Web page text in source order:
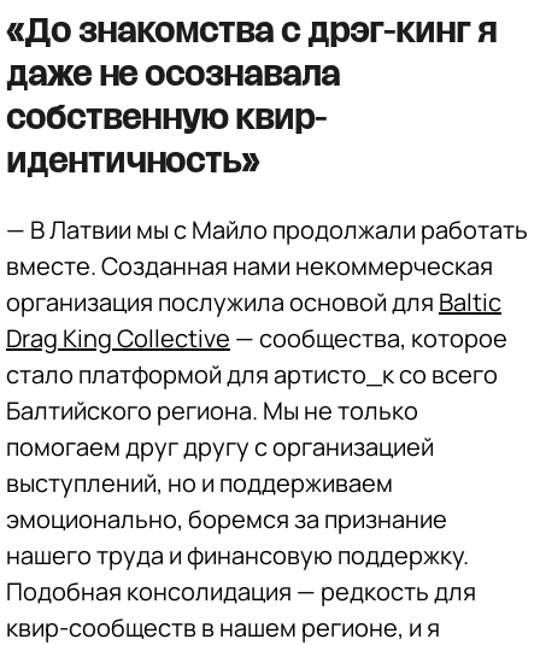
«До знакомства с дрэг-кинг я
даже не осознавала
собственную квир-
идентичность»
— В Латвии мы с Майло продолжали работать
вместе. Созданная нами некоммерческая
организация послужила основой для Baltic
Drag King Collective — сообщества, которое
стало платформой для артисто_к со всего
Балтийского региона. Мы не только
помогаем друг другу с организацией
выступлений, но и поддерживаем
эмоционально, боремся за признание
нашего труда и финансовую поддержку.
Подобная консолидация — редкость для
квир-сообществ в нашем регионе, и я